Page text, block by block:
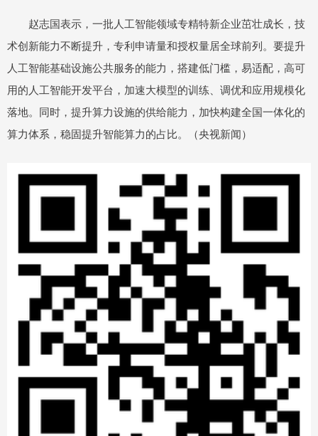
赵志国表示，一批人工智能领域专精特新企业茁壮成长，技
术创新能力不断提升，专利申请量和授权量居全球前列。要提升
人工智能基础设施公共服务的能力，搭建低门槛，易适配，高可
用的人工智能开发平台，加速大模型的训练、调优和应用规模化
落地。同时，提升算力设施的供给能力，加快构建全国一体化的
算力体系，稳固提升智能算力的占比。（央视新闻）